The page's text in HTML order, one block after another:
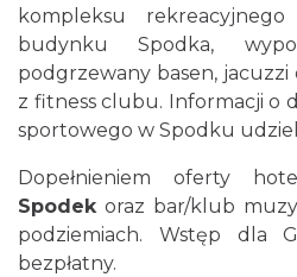
kompleksu
budynku Spodka,
podgrzewany basen, jacuzzi
z fitness clubu. Informacji o
sportowego w Spodku
Dopełnieniem oferty
Spodekoraz bar/klub
podziemiach. Wstęp dla
bezpłatny.